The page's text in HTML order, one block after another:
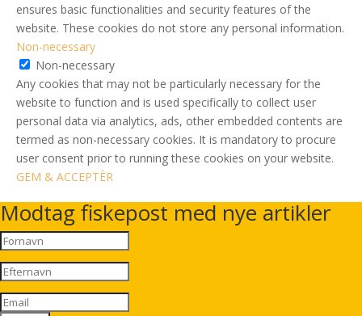
ensures basic functionalities and security features of the
website. These cookies do not store any personal information.
Non-necessary
Non-necessary
Any cookies that may not be particularly necessary for the
website to function and is used specifically to collect user
personal data via analytics, ads, other embedded contents are
termed as non-necessary cookies. It is mandatory to procure
user consent prior to running these cookies on your website.
GEM & ACCEPTÈR
Modtag fiskepost med nye artikler